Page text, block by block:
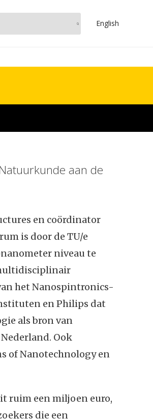
English
aan de
en coördinator
is door de TU/e
niveau te
het Nanospintronics-
en Philips dat
als bron van
Ook
of Nanotechnology en
ruim een miljoen euro,
die een